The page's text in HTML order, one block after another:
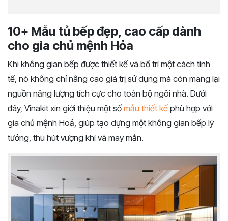
10+ Mẫu tủ bếp đẹp, cao cấp dành
cho gia chủ mệnh Hỏa
Khi không gian bếp được thiết kế và bố trí một cách tinh
tế, nó không chỉ nâng cao giá trị sử dụng mà còn mang lại
nguồn năng lượng tích cực cho toàn bộ ngôi nhà. Dưới
đây, Vinakit xin giới thiệu một số mẫu thiết kế phù hợp với
gia chủ mệnh Hoả, giúp tạo dựng một không gian bếp lý
tưởng, thu hút vượng khí và may mắn.